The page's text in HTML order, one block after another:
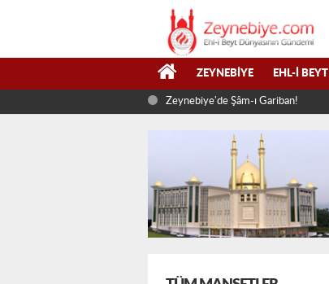
ZEYNEBIYE EHL-I BEYT
Zeynebiye'de Şâm-ı Gariban!